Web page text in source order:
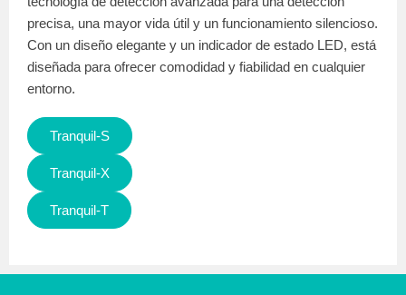
precisa, una mayor vida útil y un funcionamiento silencioso.
Con un diseño elegante y un indicador de estado LED, está
diseñada para ofrecer comodidad y fiabilidad en cualquier
entorno.
Tranquil-S
Tranquil-X
Tranquil-T